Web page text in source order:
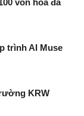
vốn hóa đã
trình AI Muse
KRW